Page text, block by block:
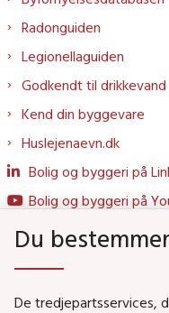
Radonguiden
Legionellaguiden
Godkendt til drikkevand
Kend din byggevare
Huslejenaevn.dk
Bolig og byggeri på
Bolig og byggeri på
Du
De tredjepartsservices,